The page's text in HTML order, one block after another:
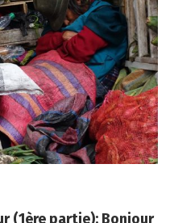
(1ère partie): Bonjour